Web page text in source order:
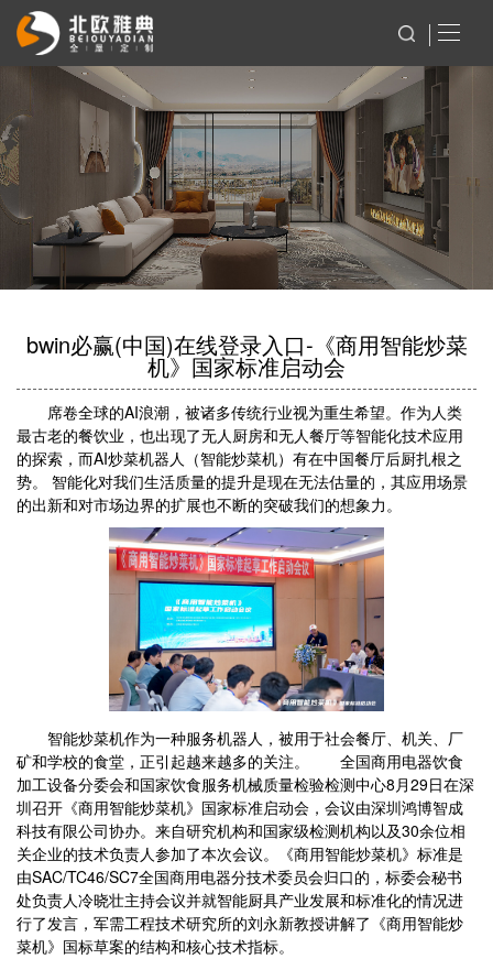
bwin必赢(中国)在线登录入口-《商用智能炒菜
机》国家标准启动会
席卷全球的AI浪潮，被诸多传统行业视为重生希望。作为人类
最古老的餐饮业，也出现了无人厨房和无人餐厅等智能化技术应用
的探索，而AI炒菜机器人（智能炒菜机）有在中国餐厅后厨扎根之
势。 智能化对我们生活质量的提升是现在无法估量的，其应用场景
的出新和对市场边界的扩展也不断的突破我们的想象力。
智能炒菜机作为一种服务机器人，被用于社会餐厅、机关、厂
矿和学校的食堂，正引起越来越多的关注。 全国商用电器饮食
加工设备分委会和国家饮食服务机械质量检验检测中心8月29日在深
圳召开《商用智能炒菜机》国家标准启动会，会议由深圳鸿博智成
科技有限公司协办。来自研究机构和国家级检测机构以及30余位相
关企业的技术负责人参加了本次会议。《商用智能炒菜机》标准是
由SAC/TC46/SC7全国商用电器分技术委员会归口的，标委会秘书
处负责人冷晓壮主持会议并就智能厨具产业发展和标准化的情况进
行了发言，军需工程技术研究所的刘永新教授讲解了《商用智能炒
菜机》国标草案的结构和核心技术指标。